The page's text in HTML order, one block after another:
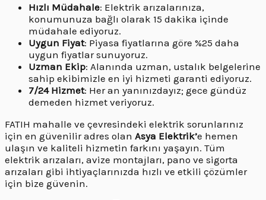
Hızlı Müdahale: Elektrik arızalarınıza,
konumunuza bağlı olarak 15 dakika içinde
müdahale ediyoruz.
Uygun Fiyat: Piyasa fiyatlarına göre %25 daha
uygun fiyatlar sunuyoruz.
Uzman Ekip: Alanında uzman, ustalık belgelerine
sahip ekibimizle en iyi hizmeti garanti ediyoruz.
7/24 Hizmet: Her an yanınızdayız; gece gündüz
demeden hizmet veriyoruz.
FATIH mahalle ve çevresindeki elektrik sorunlarınız
için en güvenilir adres olan Asya Elektrik’e hemen
ulaşın ve kaliteli hizmetin farkını yaşayın. Tüm
elektrik arızaları, avize montajları, pano ve sigorta
arızaları gibi ihtiyaçlarınızda hızlı ve etkili çözümler
için bize güvenin.